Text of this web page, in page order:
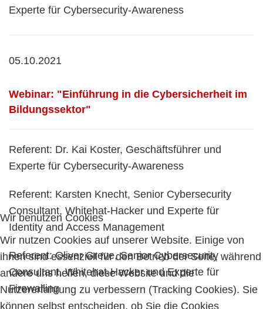
Experte für Cybersecurity-Awareness
05.10.2021
Webinar: "Einführung in die Cybersicherheit im
Bildungssektor"
Referent: Dr. Kai Koster, Geschäftsführer und
Experte für Cybersecurity-Awareness
Referent: Karsten Knecht, Senior Cybersecurity
Consultant, Whitehat-Hacker und Experte für
Identity and Access Management
Referent: Oliver Greve, Senior Cybersecurity
Consultant, Whitehat-Hacker und Experte für
Firewalling
Wir benutzen Cookies
Wir nutzen Cookies auf unserer Website. Einige von
ihnen sind essenziell für den Betrieb der Seite, während
andere uns helfen, diese Website und die
Nutzererfahrung zu verbessern (Tracking Cookies). Sie
können selbst entscheiden, ob Sie die Cookies